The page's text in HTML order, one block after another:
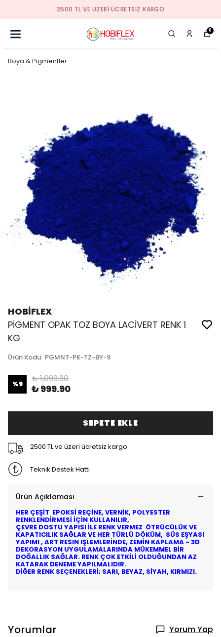
KALİTELİ HİZMETİN ADRESİ
0
Boya & Pigmentler
HOBİFLEX
PİGMENT OPAK TOZ BOYA LACİVERT RENK 1
KG
Ürün Kodu: PGMNT-PK-TZ-BY-9
%9 ₺ 1,099.90
₺ 999.90
SEPETE EKLE
2500 TL ve üzeri ücretsiz kargo
Teknik Destek Hattı
Ürün Açıklaması
HER ÇEŞİT EPOKSİ REÇİNE, VERNİK, POLYESTER
RENKLENDİRMESİ İÇİN KULLANILIR,
ÇEVRE DOSTU YAPISI İLE RENK VERMEZ ÖTRÜCÜLÜK VE
KAPATICILIK SAĞLAR VE HER TÜRLÜ DÖKÜM, SÜS EŞYASI
YAPIMI , ART RESIN IŞLEMLERİNDE, ZEMİN KAPLAMA - 3D
DEKORASYON UYGULAMALARINDA MÜKEMMEL BİR
DOĞALLIK SAĞLAR. RENK ÇOK ETKİLİ OLDUĞUNDAN AZ
KATARAK DENEME YAPILMALIDIR.
DİĞER RENK SEÇENEKLERİ; SARI, BEYAZ, SİYAH, KIRMIZI.
Yorumlar Yorum Yap